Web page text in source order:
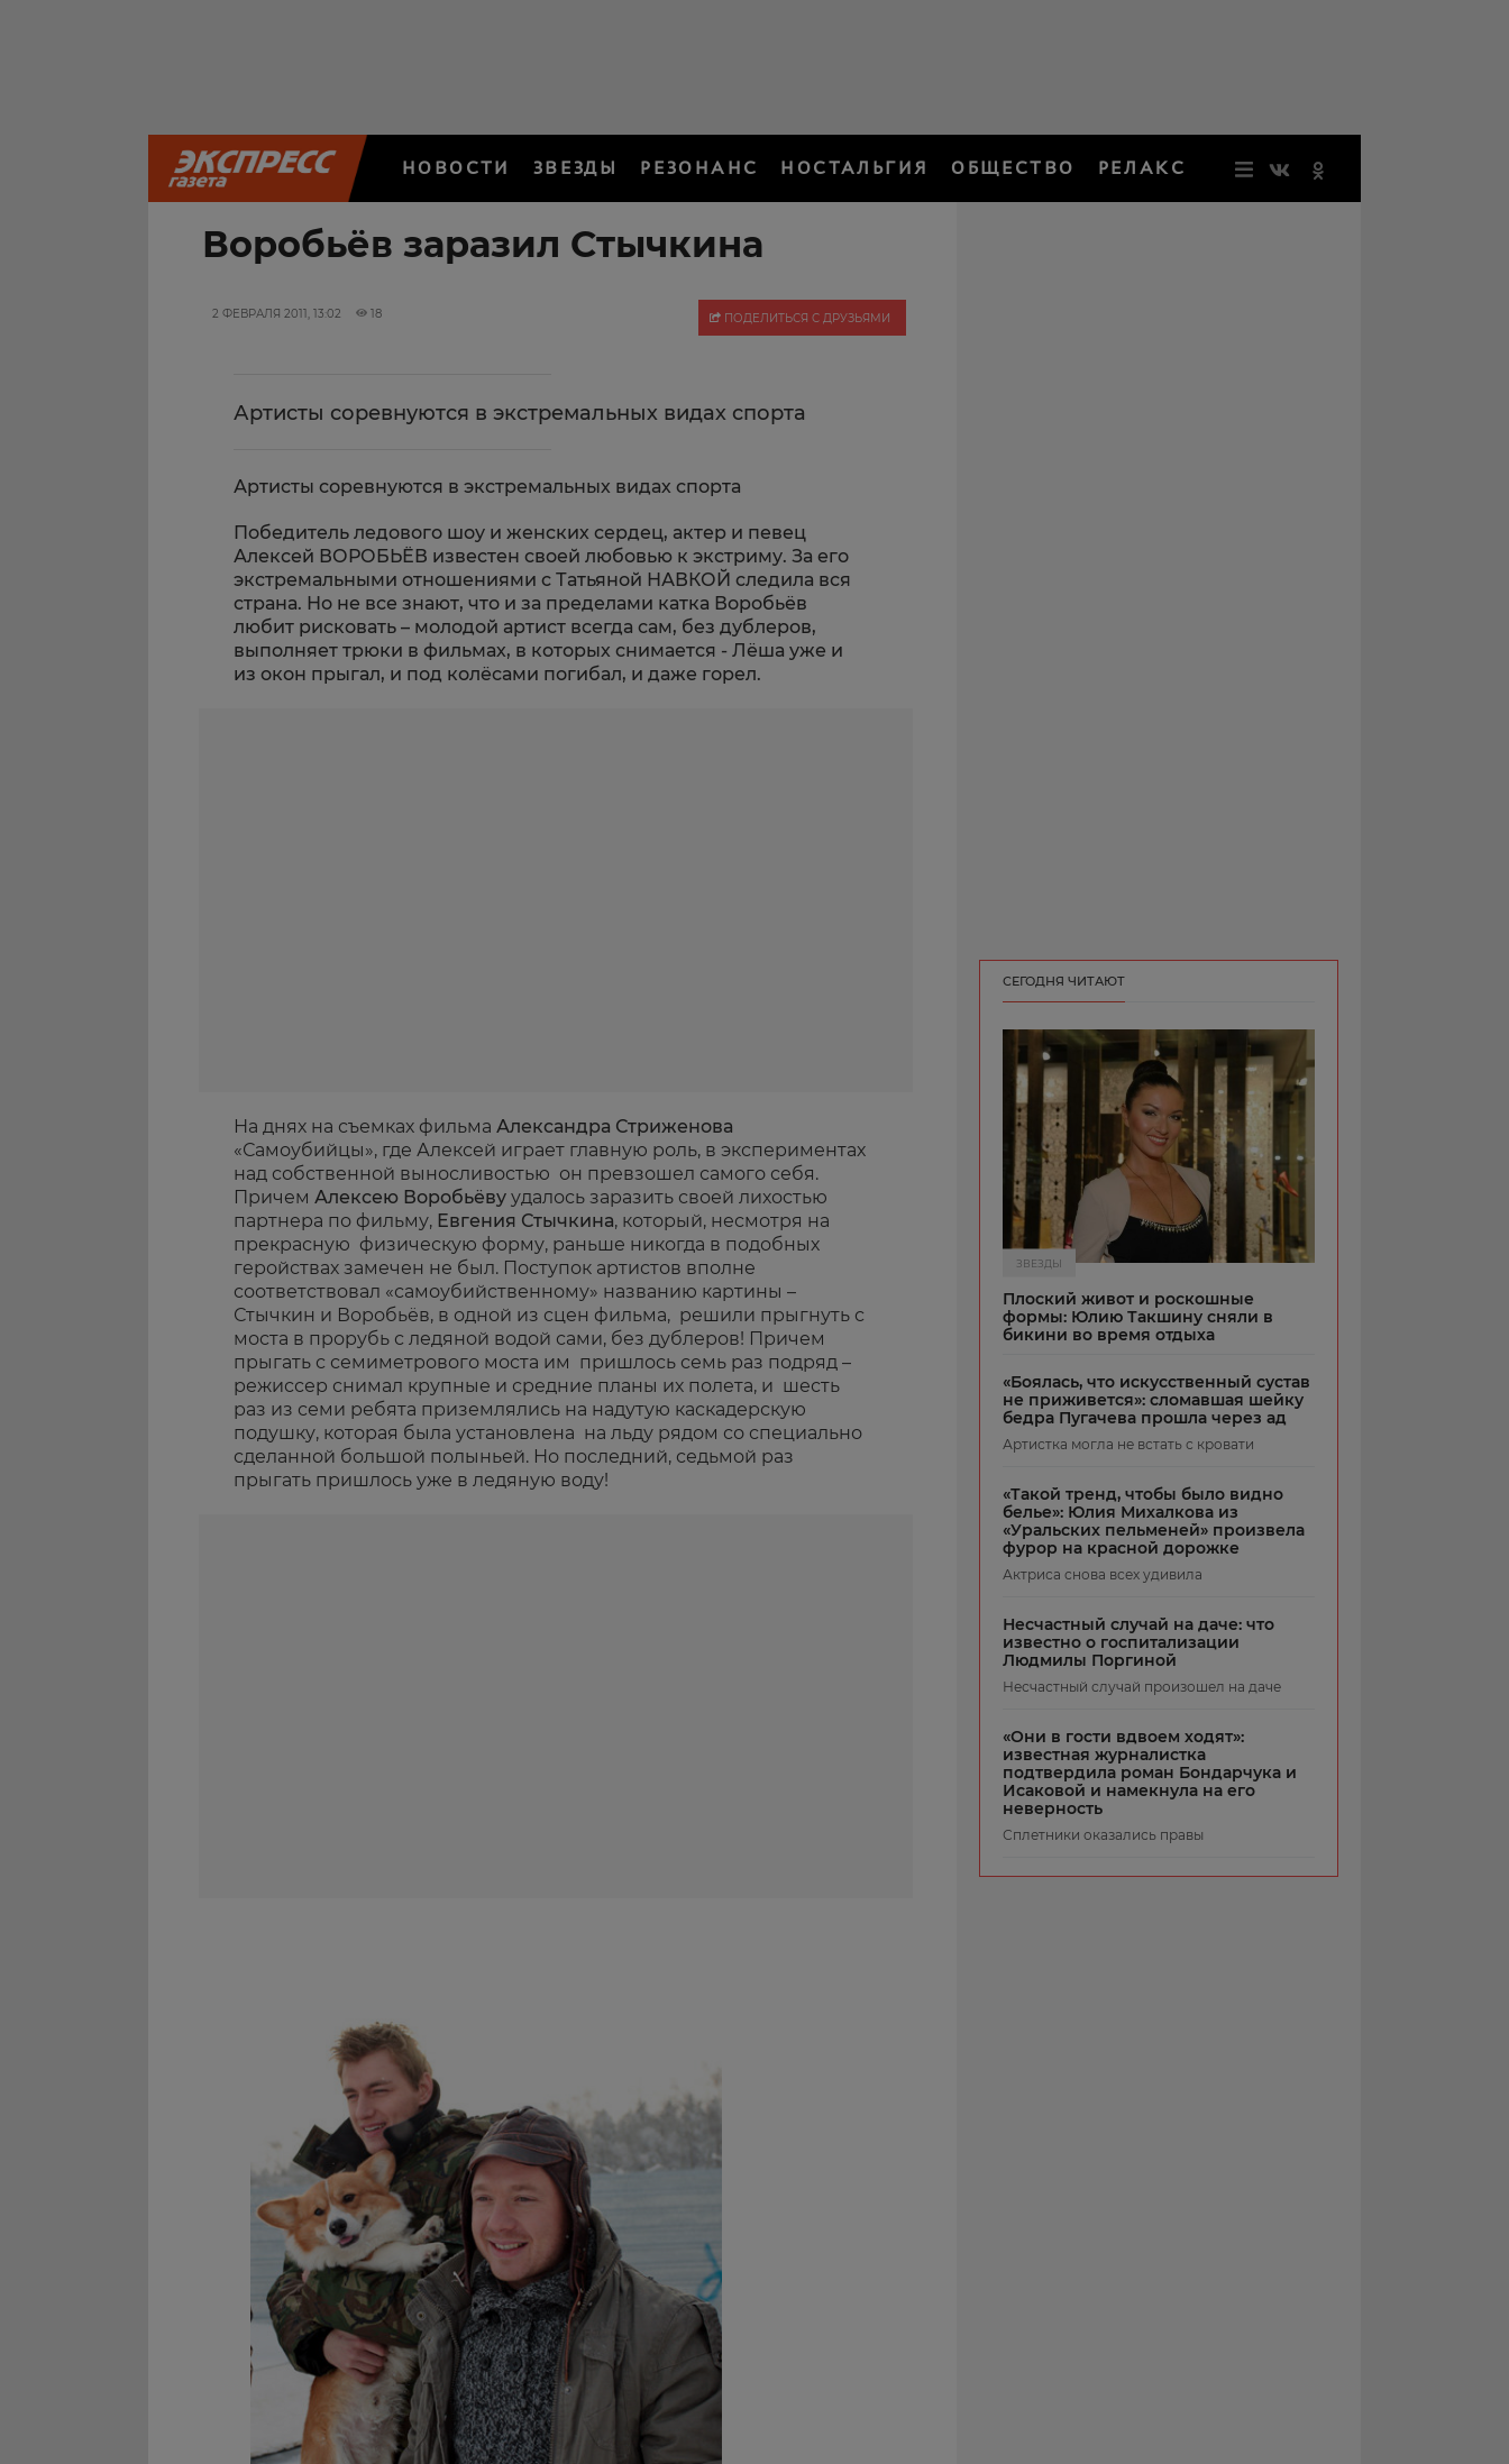
НОВОСТИ ЗВЕЗДЫ РЕЗОНАНС НОСТАЛЬГИЯ ОБЩЕСТВО РЕЛАКС
Воробьёв заразил Стычкина
2 ФЕВРАЛЯ 2011, 13:02 18 ПОДЕЛИТЬСЯ С ДРУЗЬЯМИ
Артисты соревнуются в экстремальных видах спорта
Артисты соревнуются в экстремальных видах спорта
Победитель ледового шоу и женских сердец, актер и певец
Алексей ВОРОБЬЁВ известен своей любовью к экстриму. За его
экстремальными отношениями с Татьяной НАВКОЙ следила вся
страна. Но не все знают, что и за пределами катка Воробьёв
любит рисковать – молодой артист всегда сам, без дублеров,
выполняет трюки в фильмах, в которых снимается - Лёша уже и
из окон прыгал, и под колёсами погибал, и даже горел.
На днях на съемках фильма Александра Стриженова
«Самоубийцы», где Алексей играет главную роль, в экспериментах
над собственной выносливостью он превзошел самого себя.
Причем Алексею Воробьёву удалось заразить своей лихостью
партнера по фильму, Евгения Стычкина, который, несмотря на
прекрасную физическую форму, раньше никогда в подобных
геройствах замечен не был. Поступок артистов вполне
соответствовал «самоубийственному» названию картины –
Стычкин и Воробьёв, в одной из сцен фильма, решили прыгнуть с
моста в прорубь с ледяной водой сами, без дублеров! Причем
прыгать с семиметрового моста им пришлось семь раз подряд –
режиссер снимал крупные и средние планы их полета, и шесть
раз из семи ребята приземлялись на надутую каскадерскую
подушку, которая была установлена на льду рядом со специально
сделанной большой полыньей. Но последний, седьмой раз
прыгать пришлось уже в ледяную воду!
СЕГОДНЯ ЧИТАЮТ
ЗВЕЗДЫ
Плоский живот и роскошные
формы: Юлию Такшину сняли в
бикини во время отдыха
«Боялась, что искусственный сустав
не приживется»: сломавшая шейку
бедра Пугачева прошла через ад
Артистка могла не встать с кровати
«Такой тренд, чтобы было видно
белье»: Юлия Михалкова из
«Уральских пельменей» произвела
фурор на красной дорожке
Актриса снова всех удивила
Несчастный случай на даче: что
известно о госпитализации
Людмилы Поргиной
Несчастный случай произошел на даче
«Они в гости вдвоем ходят»:
известная журналистка
подтвердила роман Бондарчука и
Исаковой и намекнула на его
неверность
Сплетники оказались правы